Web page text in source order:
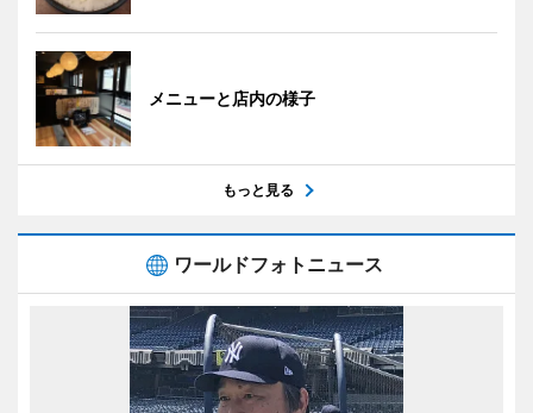
メニューと店内の様子
もっと見る
ワールドフォトニュース